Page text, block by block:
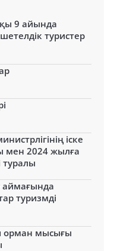
9 айында
туристер
іске
мен 2024 жылға
туралы
туризмді
орман мысығы